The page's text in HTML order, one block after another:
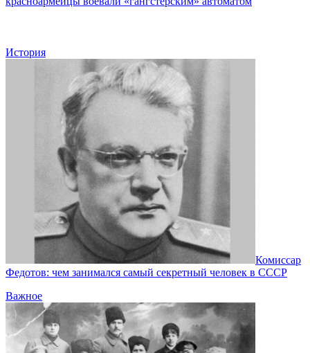
История
Комиссар
Федотов: чем занимался самый секретный человек в СССР
Важное